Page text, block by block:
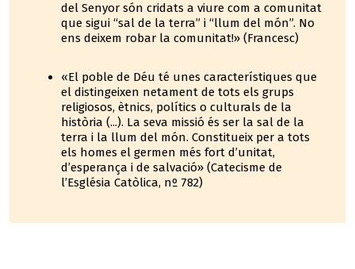
del Senyor són cridats a viure com a comunitat
que sigui “sal de la terra” i “llum del món”. No
ens deixem robar la comunitat!» (Francesc)
«El poble de Déu té unes característiques que
el distingeixen netament de tots els grups
religiosos, ètnics, polítics o culturals de la
història (...). La seva missió és ser la sal de la
terra i la llum del món. Constitueix per a tots
els homes el germen més fort d’unitat,
d’esperança i de salvació» (Catecisme de
l’Església Catòlica, nº 782)